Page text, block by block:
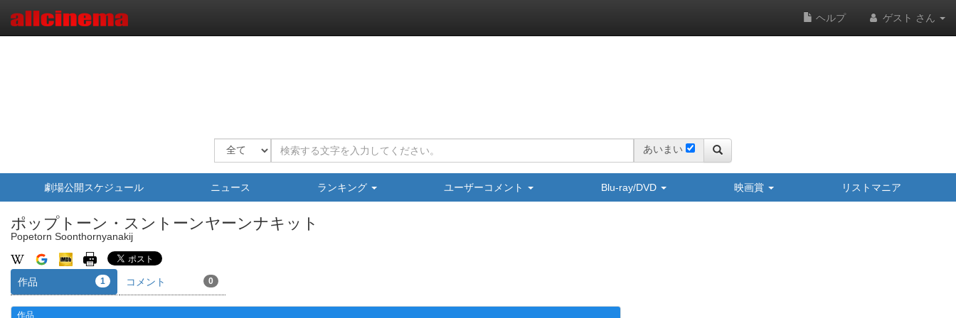
ヘルプ ゲスト さん
あいまい
劇場公開スケジュール ニュース ランキング ユーザーコメント Blu-ray/DVD 映画賞 リストマニア
ポップトーン・スントーンヤーンナキット
Popetorn Soonthornyanakij
作品 1 コメント 0
作品